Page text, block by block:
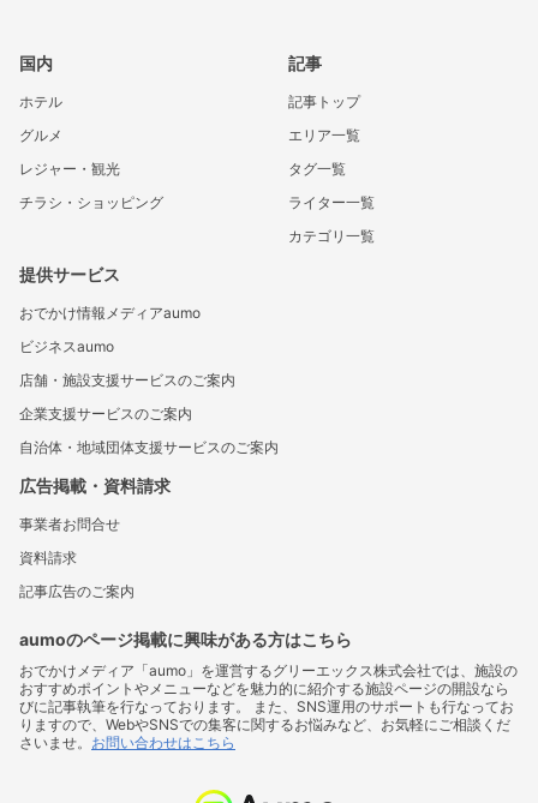
国内
ホテル
グルメ
レジャー・観光
チラシ・ショッピング
記事
記事トップ
エリア一覧
タグ一覧
ライター一覧
カテゴリ一覧
提供サービス
おでかけ情報メディアaumo
ビジネスaumo
店舗・施設支援サービスのご案内
企業支援サービスのご案内
自治体・地域団体支援サービスのご案内
広告掲載・資料請求
事業者お問合せ
資料請求
記事広告のご案内
aumoのページ掲載に興味がある方はこちら
おでかけメディア「aumo」を運営するグリーエックス株式会社では、施設の
おすすめポイントやメニューなどを魅力的に紹介する施設ページの開設なら
びに記事執筆を行なっております。 また、SNS運用のサポートも行なってお
りますので、WebやSNSでの集客に関するお悩みなど、お気軽にご相談くだ
さいませ。 お問い合わせはこちら